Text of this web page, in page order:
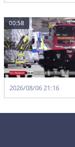
00:58
2026/08/06 21:16